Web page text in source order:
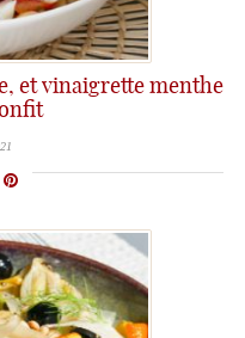
et vinaigrette menthe